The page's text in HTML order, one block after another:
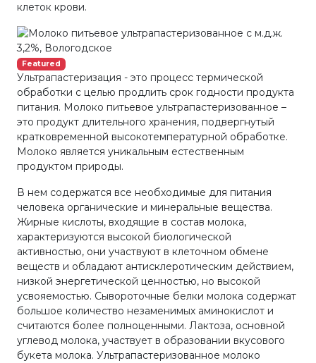
клеток крови.
Featured
Ультрапастеризация - это процесс термической
обработки с целью продлить срок годности продукта
питания. Молоко питьевое ультрапастеризованное –
это продукт длительного хранения, подвергнутый
кратковременной высокотемпературной обработке.
Молоко является уникальным естественным
продуктом природы.
В нем содержатся все необходимые для питания
человека органические и минеральные вещества.
Жирные кислоты, входящие в состав молока,
характеризуются высокой биологической
активностью, они участвуют в клеточном обмене
веществ и обладают антисклеротическим действием,
низкой энергетической ценностью, но высокой
усвояемостью. Сывороточные белки молока содержат
большое количество незаменимых аминокислот и
считаются более полноценными. Лактоза, основной
углевод молока, участвует в образовании вкусового
букета молока. Ультрапастеризованное молоко